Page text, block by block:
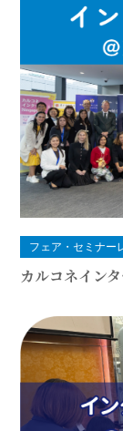
フェア・セミナー
カルコネイン